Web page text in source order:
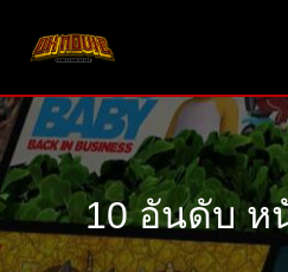
10 อันดับ ห